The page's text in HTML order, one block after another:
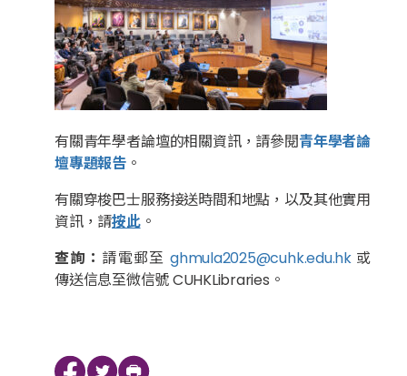
有關青年學者論壇的相關資訊，請參閱青年學者論
壇專題報告。
有關穿梭巴士服務接送時間和地點，以及其他實用
資訊，請按此。
查詢： 請電郵至ghmula2025@cuhk.edu.hk或
傳送信息至微信號 CUHKLibraries。